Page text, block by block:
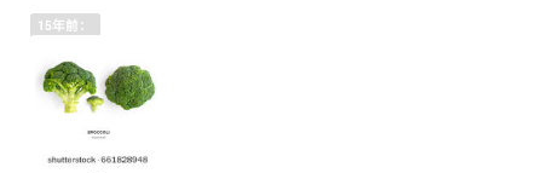
15年前：